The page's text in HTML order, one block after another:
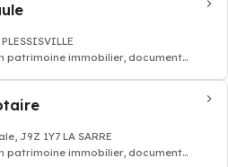
patrimoine immobilier, document
J9Z 1Y7 LA SARRE
patrimoine immobilier, document